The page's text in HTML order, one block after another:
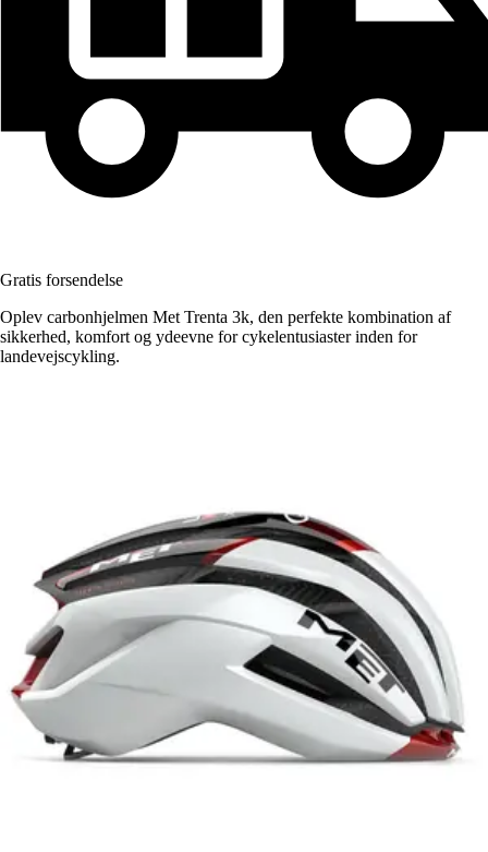
Gratis forsendelse
Oplev carbonhjelmen Met Trenta 3k, den perfekte kombination af
sikkerhed, komfort og ydeevne for cykelentusiaster inden for
landevejscykling.